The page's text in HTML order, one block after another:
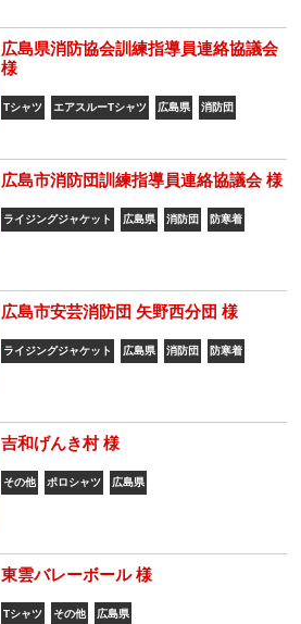
広島県消防協会訓練指導員連絡協議会
様
Tシャツ エアスルーTシャツ 広島県 消防団
広島市消防団訓練指導員連絡協議会 様
ライジングジャケット 広島県 消防団 防寒着
広島市安芸消防団 矢野西分団 様
ライジングジャケット 広島県 消防団 防寒着
吉和げんき村 様
その他 ポロシャツ 広島県
東雲バレーボール 様
Tシャツ その他 広島県